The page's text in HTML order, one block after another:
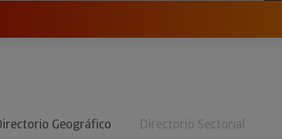
Geográfico Directorio Sectorial